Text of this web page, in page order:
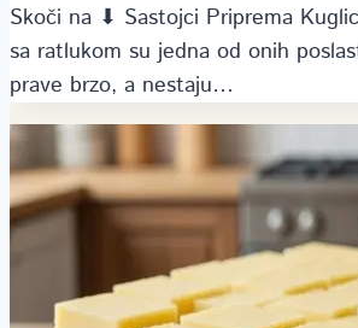
Skoči na ⬇ Sastojci Priprema
sa ratlukom su jedna od onih
prave brzo, a nestaju…